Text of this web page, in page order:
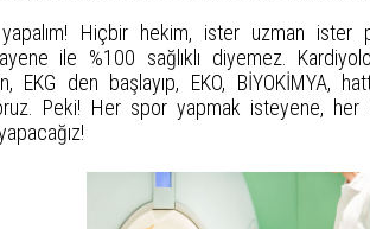
yapalım! Hiçbir hekim, ister uzman ister
ile %100 sağlıklı diyemez.
EKG den başlayıp, EKO, BİYOKİMYA,
Peki! Her spor yapmak isteyene, her